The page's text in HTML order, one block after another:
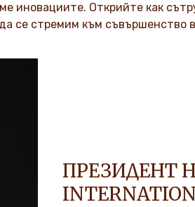
иновациите. Открийте как
се стремим към съвършенство
ПРЕЗИДЕНТ